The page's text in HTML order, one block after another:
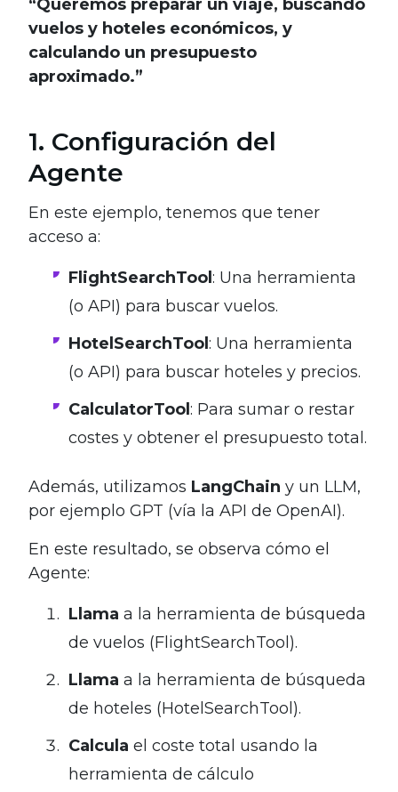
“Queremos preparar un viaje, buscando
vuelos y hoteles económicos, y
calculando un presupuesto
aproximado.”
1. Configuración del
Agente
En este ejemplo, tenemos que tener
acceso a:
FlightSearchTool : Una herramienta
(o API) para buscar vuelos.
HotelSearchTool : Una herramienta
(o API) para buscar hoteles y precios.
CalculatorTool : Para sumar o restar
costes y obtener el presupuesto total.
Además, utilizamos LangChain y un LLM,
por ejemplo GPT (vía la API de OpenAI).
En este resultado, se observa cómo el
Agente:
Llama a la herramienta de búsqueda
de vuelos (FlightSearchTool).
Llama a la herramienta de búsqueda
de hoteles (HotelSearchTool).
Calcula el coste total usando la
herramienta de cálculo